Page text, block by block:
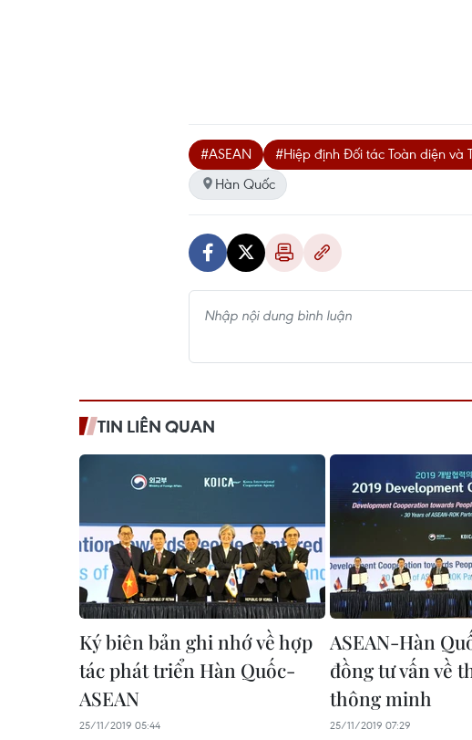
#ASEAN #Hiệp định Đối tác Toàn diện và
Hàn Quốc
TIN LIÊN QUAN
Ký biên bản ghi nhớ về hợp
tác phát triển Hàn Quốc-
ASEAN
25/11/2019 05:44
ASEAN-Hàn
đồng tư vấn về
thông minh
25/11/2019 07:29